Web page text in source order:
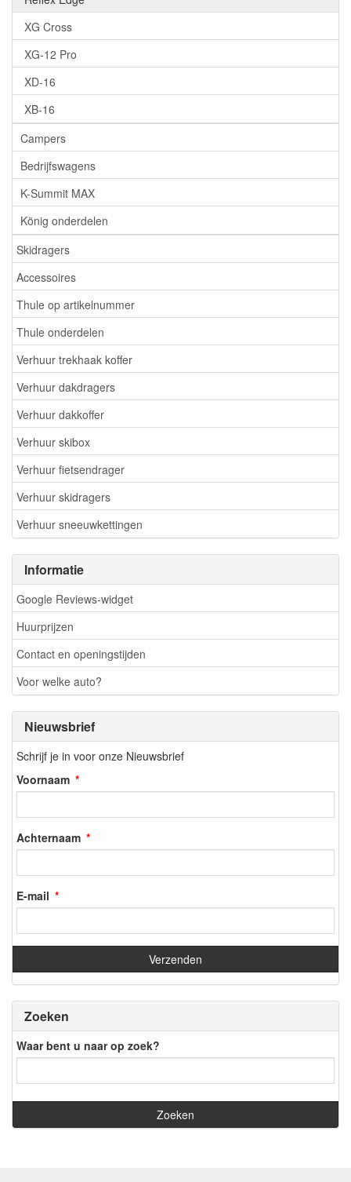
XG Cross
XG-12 Pro
XD-16
XB-16
Campers
Bedrijfswagens
K-Summit MAX
König onderdelen
Skidragers
Accessoires
Thule op artikelnummer
Thule onderdelen
Verhuur trekhaak koffer
Verhuur dakdragers
Verhuur dakkoffer
Verhuur skibox
Verhuur fietsendrager
Verhuur skidragers
Verhuur sneeuwkettingen
Informatie
Google Reviews-widget
Huurprijzen
Contact en openingstijden
Voor welke auto?
Nieuwsbrief
Schrijf je in voor onze Nieuwsbrief
Voornaam
Achternaam
E-mail
Zoeken
Waar bent u naar op zoek?